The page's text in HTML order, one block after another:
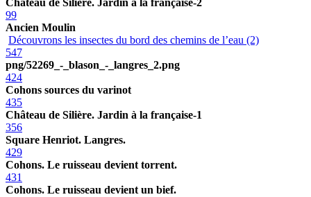
99
Ancien Moulin
Découvrons les insectes du bord des chemins de l’eau (2)
547
png/52269_-_blason_-_langres_2.png
424
Cohons sources du varinot
435
Château de Silière. Jardin à la française-1
356
Square Henriot. Langres.
429
Cohons. Le ruisseau devient torrent.
431
Cohons. Le ruisseau devient un bief.